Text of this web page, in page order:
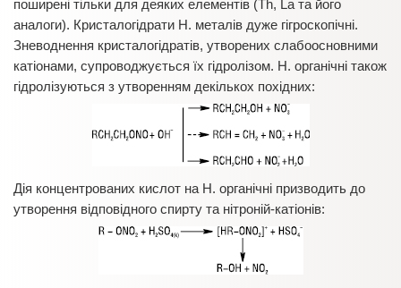
поширені тільки для деяких елементів (Th, La та його
аналоги). Кристалогідрати Н. металів дуже гігроскопічні.
Зневоднення кристалогідратів, утворених слабоосновними
катіонами, супроводжується їх гідролізом. Н. органічні також
гідролізуються з утворенням декількох похідних:
Дія концентрованих кислот на Н. органічні призводить до
утворення відповідного спирту та нітроній-катіонів: